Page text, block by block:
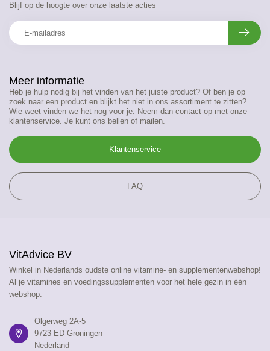
Meer informatie
Heb je hulp nodig bij het vinden van het juiste product? Of ben je op
zoek naar een product en blijkt het niet in ons assortiment te zitten?
Wie weet vinden we het nog voor je. Neem dan contact op met onze
klantenservice. Je kunt ons bellen of mailen.
Klantenservice
FAQ
Blijf op de hoogte over onze laatste acties
VitAdvice BV
Winkel in Nederlands oudste online vitamine- en supplementenwebshop!
Al je vitamines en voedingssupplementen voor het hele gezin in één
webshop.
Olgerweg 2A-5
9723 ED Groningen
Nederland